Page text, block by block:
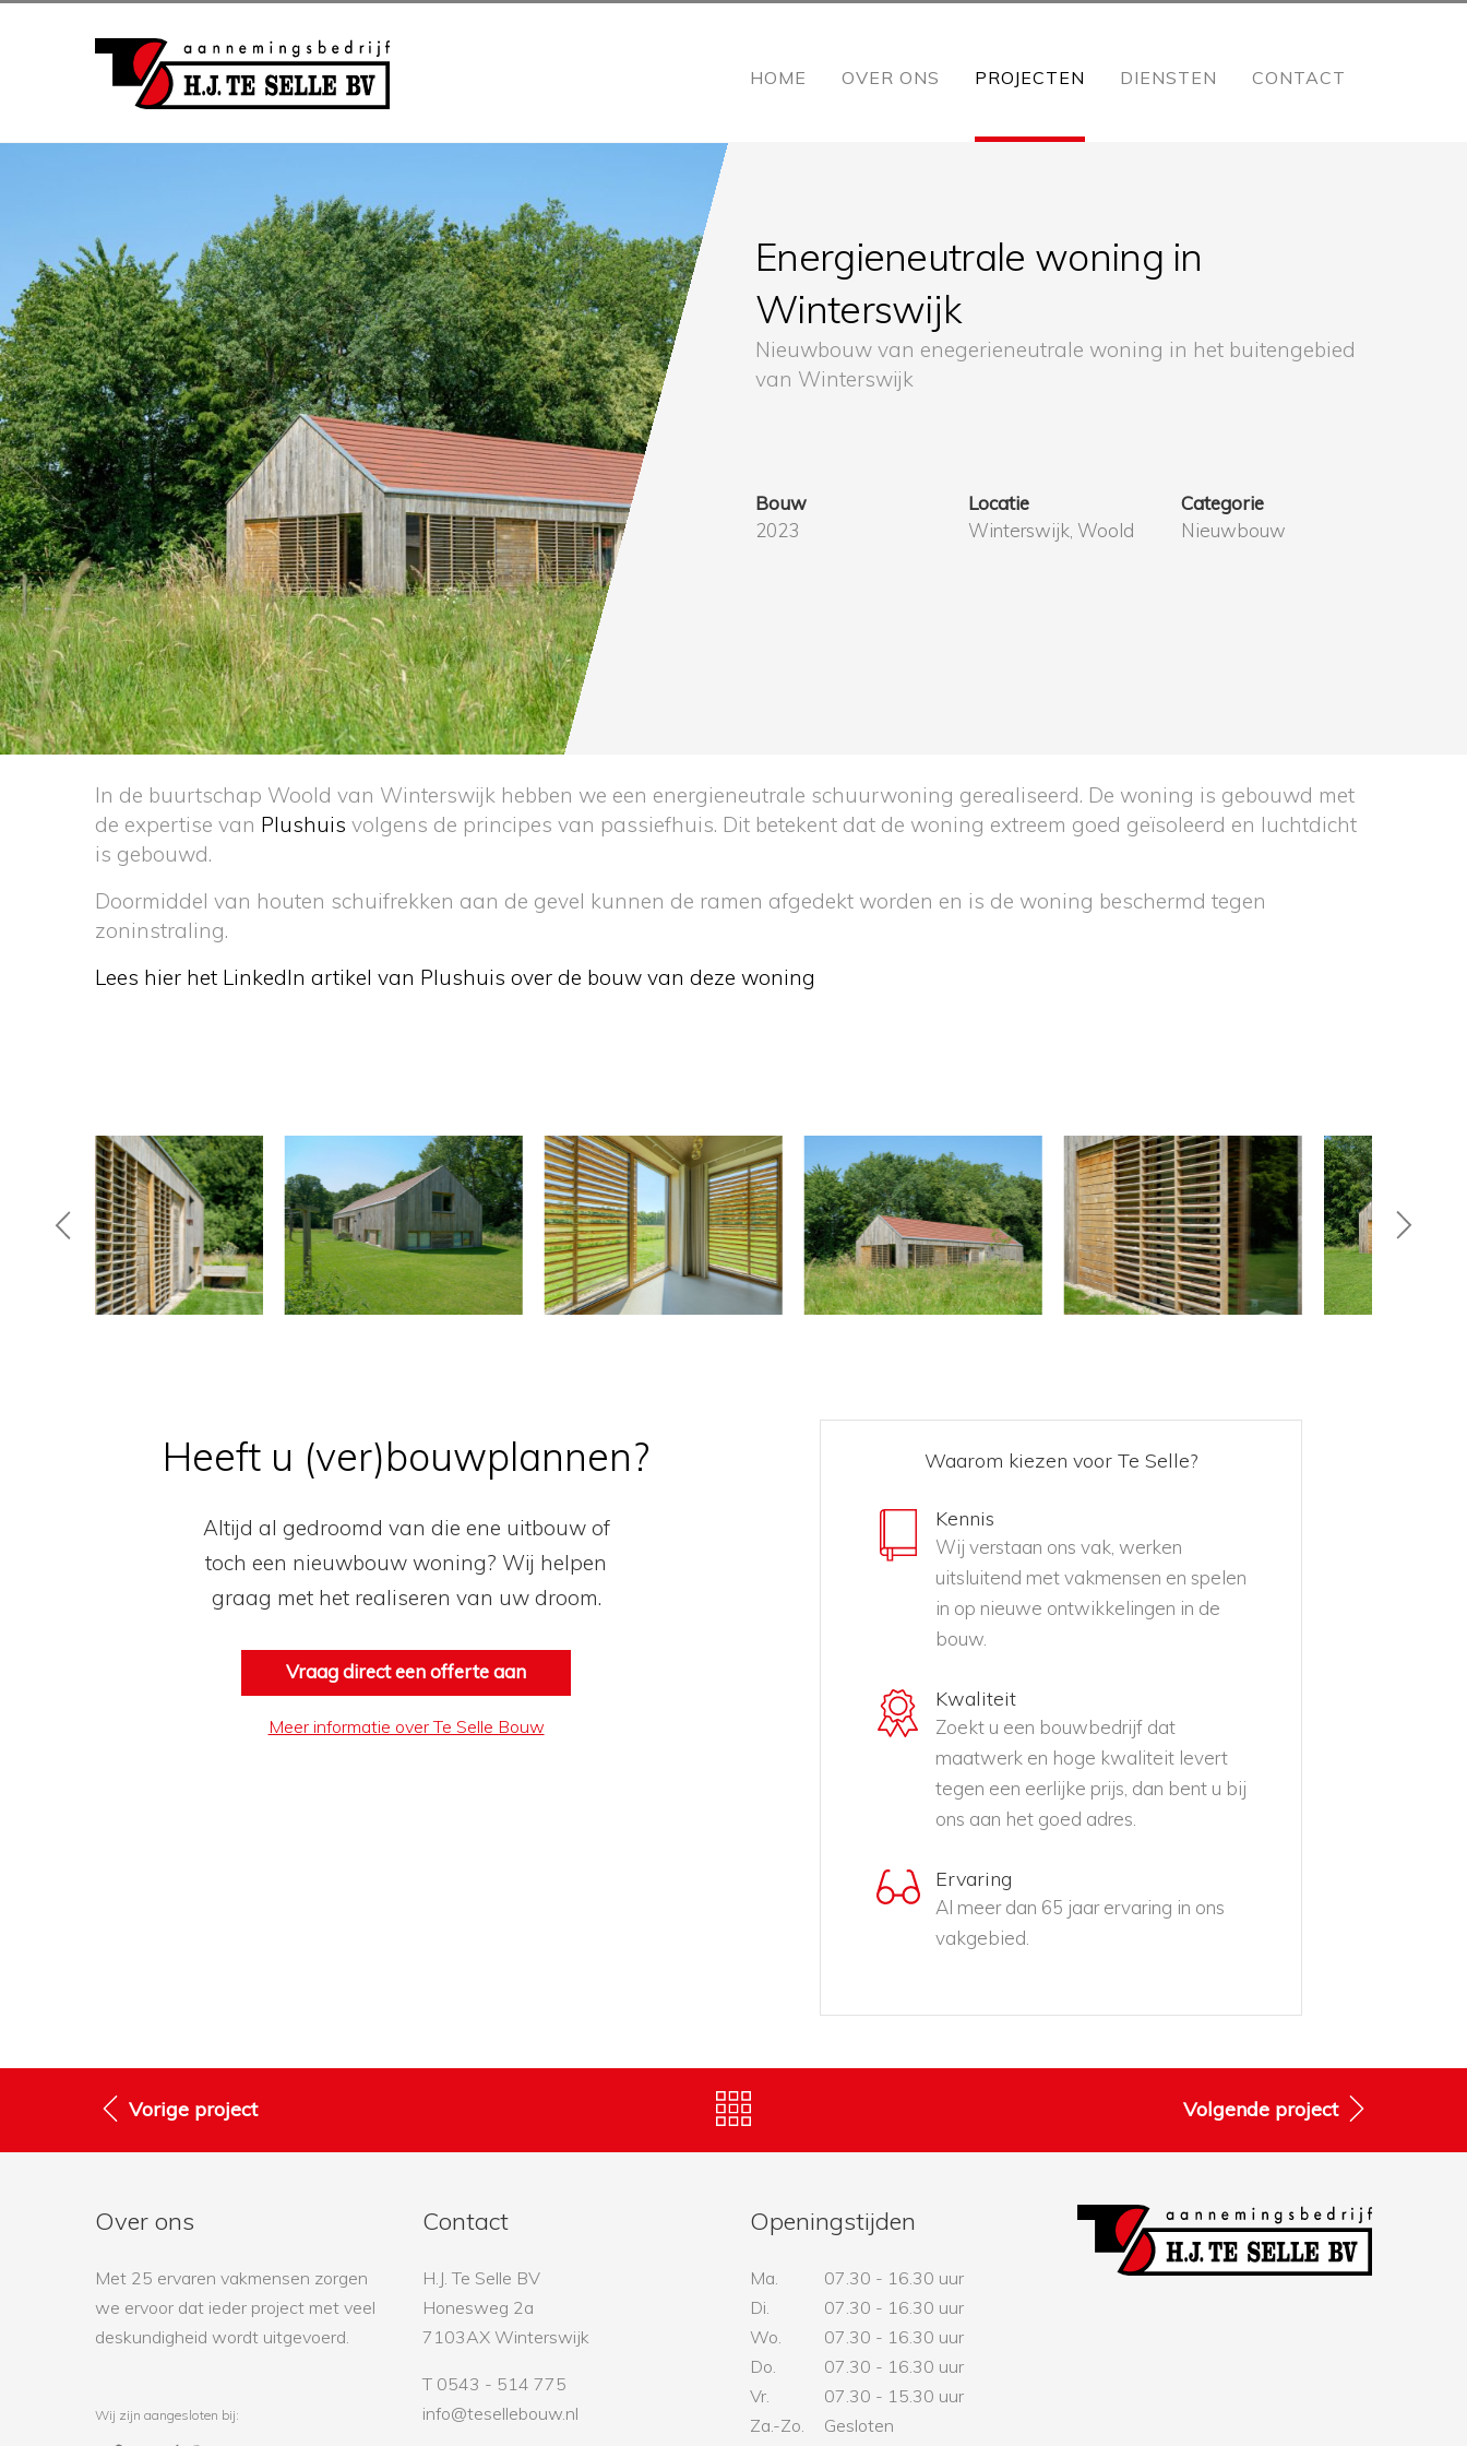
HOME OVER ONS PROJECTEN DIENSTEN CONTACT
Energieneutrale woning in
Winterswijk
Nieuwbouw van enegerieneutrale woning in het buitengebied
van Winterswijk
Bouw
2023
Locatie
Winterswijk, Woold
Categorie
Nieuwbouw
In de buurtschap Woold van Winterswijk hebben we een energieneutrale schuurwoning gerealiseerd. De woning is gebouwd met
de expertise van Plushuis volgens de principes van passiefhuis. Dit betekent dat de woning extreem goed geïsoleerd en luchtdicht
is gebouwd.
Doormiddel van houten schuifrekken aan de gevel kunnen de ramen afgedekt worden en is de woning beschermd tegen
zoninstraling.
Lees hier het LinkedIn artikel van Plushuis over de bouw van deze woning
Heeft u (ver)bouwplannen?
Altijd al gedroomd van die ene uitbouw of
toch een nieuwbouw woning? Wij helpen
graag met het realiseren van uw droom.
Vraag direct een offerte aan
Meer informatie over Te Selle Bouw
Waarom kiezen voor Te Selle?
Kennis
Wij verstaan ons vak, werken
uitsluitend met vakmensen en spelen
in op nieuwe ontwikkelingen in de
bouw.
Kwaliteit
Zoekt u een bouwbedrijf dat
maatwerk en hoge kwaliteit levert
tegen een eerlijke prijs, dan bent u bij
ons aan het goed adres.
Ervaring
Al meer dan 65 jaar ervaring in ons
vakgebied.
Vorige project Volgende project
Over ons
Met 25 ervaren vakmensen zorgen
we ervoor dat ieder project met veel
deskundigheid wordt uitgevoerd.
Wij zijn aangesloten bij:
Contact
H.J. Te Selle BV
Honesweg 2a
7103AX Winterswijk
T 0543 - 514 775
info@tesellebouw.nl
Openingstijden
Ma.
07.30 - 16.30 uur
Di.
07.30 - 16.30 uur
Wo.
07.30 - 16.30 uur
Do.
07.30 - 16.30 uur
Vr.
07.30 - 15.30 uur
Za.-Zo.
Gesloten